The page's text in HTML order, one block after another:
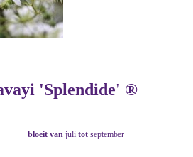
'Splendide' ®
bloeit van juli tot september